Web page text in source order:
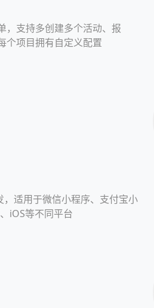
，支持多创建多个活动、报
个项目拥有自定义配置
适用于微信小程序、支付宝小
iOS等不同平台